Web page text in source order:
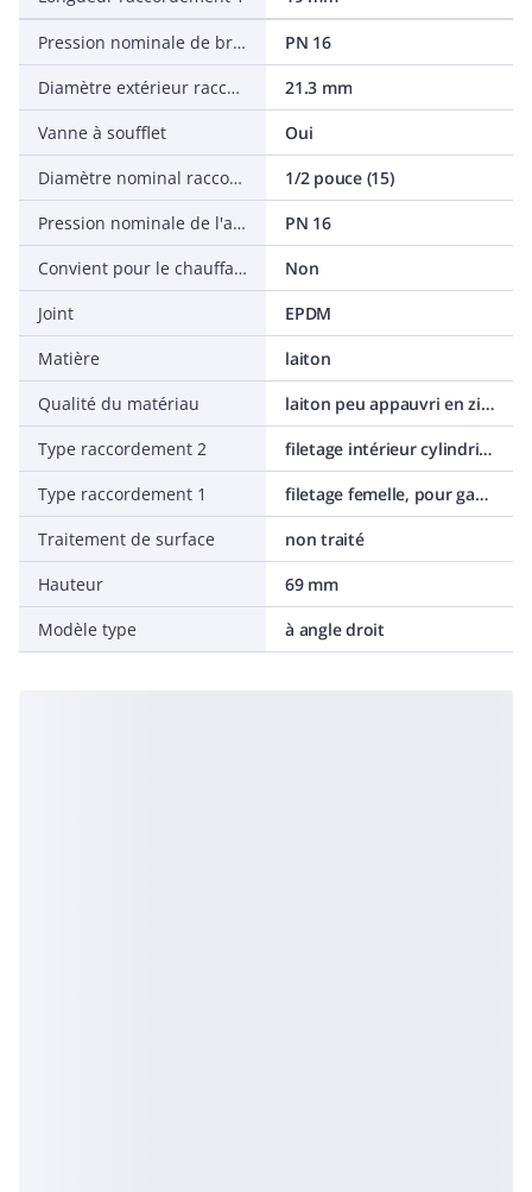
Pression nominale de bride
PN 16
Diamètre extérieur raccordement 1
21.3 mm
Vanne à soufflet
Oui
Diamètre nominal raccordement 2
1/2 pouce (15)
Pression nominale de l'article
PN 16
Convient pour le chauffage solaire
Non
Joint
EPDM
Matière
laiton
Qualité du matériau
laiton peu appauvri en zinc
Type raccordement 2
filetage intérieur cylindrique BSPT-Rp (ISO 7-1 / EN 10226-1)
Type raccordement 1
filetage femelle, pour gaz, cylindrique (BSPT)
Traitement de surface
non traité
Hauteur
69 mm
Modèle type
à angle droit